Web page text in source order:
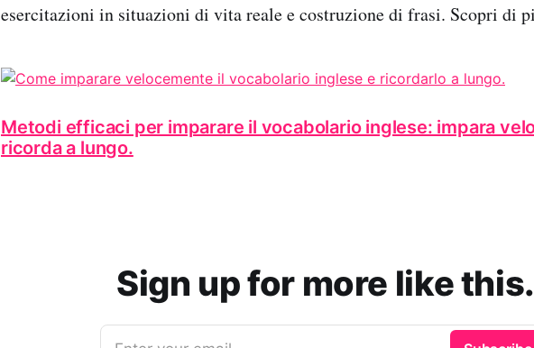
esercitazioni in situazioni di vita reale e costruzione di frasi. Scopri di
Metodi efficaci per imparare il vocabolario inglese: impara
ricorda a lungo.
Sign up for more like this.